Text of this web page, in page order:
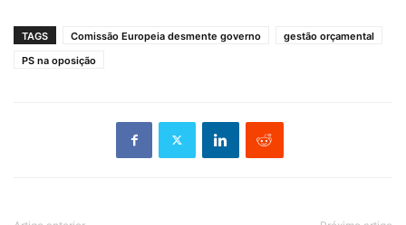
TAGS Comissão Europeia desmente governo
gestão orçamental
PS na oposição